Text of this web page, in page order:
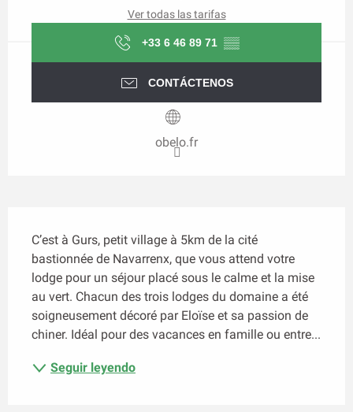
Ver todas las tarifas
+33 6 46 89 71 ▒▒
CONTÁCTENOS
obelo.fr
C’est à Gurs, petit village à 5km de la cité
bastionnée de Navarrenx, que vous attend votre
lodge pour un séjour placé sous le calme et la mise
au vert. Chacun des trois lodges du domaine a été
soigneusement décoré par Eloïse et sa passion de
chiner. Idéal pour des vacances en famille ou entre...
Seguir leyendo